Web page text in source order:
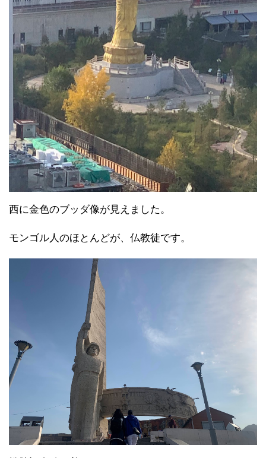
西に金色のブッダ像が見えました。
モンゴル人のほとんどが、仏教徒です。